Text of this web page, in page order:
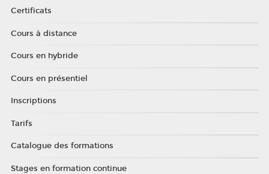
Certificats
Cours à distance
Cours en hybride
Cours en présentiel
Inscriptions
Tarifs
Catalogue des formations
Stages en formation continue